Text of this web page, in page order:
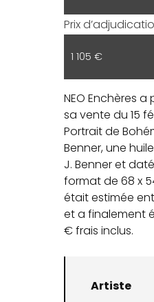
Prix
1 105 €
NEO Enchères
sa vente du 15
Portrait de
Benner, une
J. Benner et
format de 68 x
était estimée
et a finalement
€ frais inclus.
Artiste